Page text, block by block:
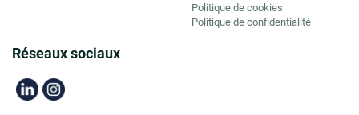
Politique de cookies
Politique de confidentialité
Réseaux sociaux